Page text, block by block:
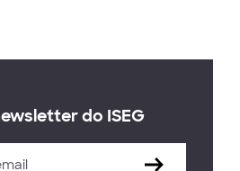
do ISEG